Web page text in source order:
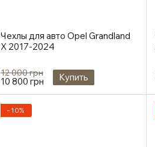
Чехлы для авто Opel Grandland
X 2017-2024
12 000 грн
10 800 грн Купить
−10%